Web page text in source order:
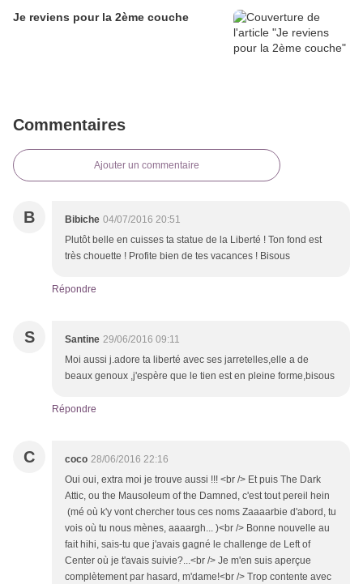
Je reviens pour la 2ème couche
Commentaires
Ajouter un commentaire
B Bibiche 04/07/2016 20:51
Plutôt belle en cuisses ta statue de la Liberté ! Ton fond est
très chouette ! Profite bien de tes vacances ! Bisous
Répondre
S Santine 29/06/2016 09:11
Moi aussi j.adore ta liberté avec ses jarretelles,elle a de
beaux genoux ,j'espère que le tien est en pleine forme,bisous
Répondre
C coco 28/06/2016 22:16
Oui oui, extra moi je trouve aussi !!! <br /> Et puis The Dark
Attic, ou the Mausoleum of the Damned, c'est tout pereil hein
(mé où k'y vont chercher tous ces noms Zaaaarbie d'abord, tu
vois où tu nous mènes, aaaargh... )<br /> Bonne nouvelle au
fait hihi, sais-tu que j'avais gagné le challenge de Left of
Center où je t'avais suivie?...<br /> Je m'en suis aperçue
complètement par hasard, m'dame!<br /> Trop contente avec